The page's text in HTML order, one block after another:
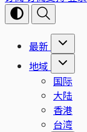
最新
地域
国际
大陆
香港
台湾